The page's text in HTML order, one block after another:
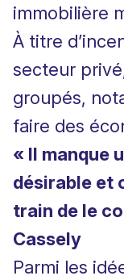
immobilière
À titre
secteur
groupés,
faire des
« Il manque
désirable et
train de le
Cassely
Parmi les